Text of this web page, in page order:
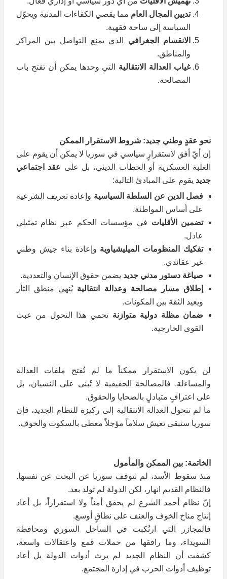
تديين المجال العام مما يقصي الكفاءات المدنية ويحوّل
السياسة إلى ساحة فقهية.
الانقسام الجغرافي الذي يمنع التواصل بين المراكز
والمناطق.
غياب العدالة الانتقالية التي وحدها يمكن أن تفتح باب
المصالحة.
نحو عقدٍ وطني جديد: شروط الاستقرار الممكن
إن أيّ أفق لاستقرارٍ سياسي في سوريا لا يمكن أن يقوم على
الغلبة العسكرية أو الخطاب الديني، بل على عقد اجتماعي
جديد يقوم على المبادئ التالية:
فصل الدين عن السلطة السياسية وإعادة تعريف الشرعية
على أساس المواطنة.
تضمين الأقليات في مؤسسات الحكم عبر نظام تمثيلي
عادل.
تفكيك المنظومات الميليشياوية وإعادة بناء جيش وطني
غير عقائدي.
صياغة دستور مدني جديد يضمن حقوق الإنسان والتعددية.
إطلاق مسار مصالحة وعدالة انتقالية يُنهي منطق الثأر
ويعيد الثقة بين المكونات.
ضمان مظلة دولية متوازنة تحمي هذا التحول من عبث
القوى الخارجية.
لن يكون الاستقرار ممكناً ما لم تُفتح ملفات العدالة
والمساءلة. فالمصالحة الحقيقية لا تُبنى على النسيان، بل
على اعترافٍ متبادلٍ بالضحايا والحقوق.
ما لم تتحول العدالة الانتقالية إلى ركيزة للنظام الجديد، فإن
سوريا ستبقى تعيش سلاماً مؤجلاً مغطى بالسكوت والخوف.
الخاتمة: بين الممكن والمأمول
منذ سقوط الأسد، لم تتوقف سوريا عن البحث عن نفسها.
فالنظام القديم انهار، لكن الدولة لم تولد بعد.
إنّ نظام أحمد الشرع لم يحقق أمناً ولا استقراراً، بل أعاد
إنتاج مناخ الخوف والعنف على نطاقٍ أوسع.
فالمجازر التي ارتُكبت في الساحل السوري ومحافظة
السويداء، وما رافقها من حملات قمع واعتقالات واسعة،
كشفت أن النظام الجديد لم يرث أدوات الدولة بل أعاد
توظيف أدوات الحرب في إدارة المجتمع.